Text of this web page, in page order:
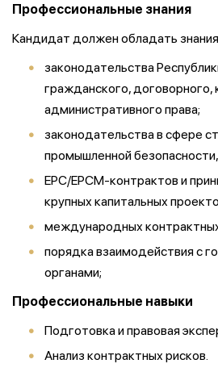
Профессиональные знания
Кандидат должен обладать
законодательства
гражданского, договорного,
административного права;
законодательства в сфере
промышленной безопасности,
EPC/EPCM-контрактов и
крупных капитальных
международных
порядка взаимодействия с
органами;
Профессиональные навыки
Подготовка и правовая
Анализ контрактных рисков.